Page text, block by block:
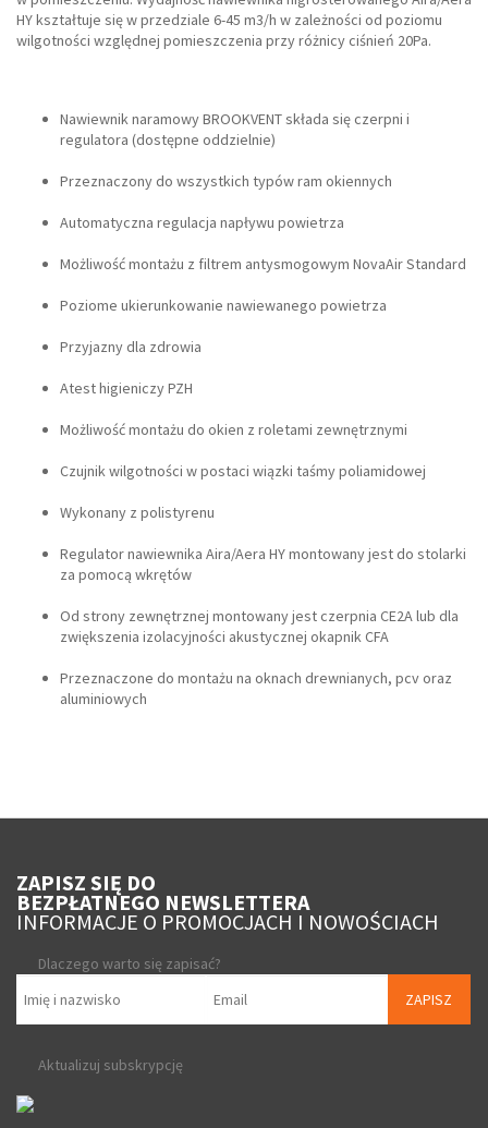
HY kształtuje się w przedziale 6-45 m3/h w zależności od poziomu
wilgotności względnej pomieszczenia przy różnicy ciśnień 20Pa.
Nawiewnik naramowy BROOKVENT składa się czerpni i
regulatora (dostępne oddzielnie)
Przeznaczony do wszystkich typów ram okiennych
Automatyczna regulacja napływu powietrza
Możliwość montażu z filtrem antysmogowym NovaAir Standard
Poziome ukierunkowanie nawiewanego powietrza
Przyjazny dla zdrowia
Atest higieniczy PZH
Możliwość montażu do okien z roletami zewnętrznymi
Czujnik wilgotności w postaci wiązki taśmy poliamidowej
Wykonany z polistyrenu
Regulator nawiewnika Aira/Aera HY montowany jest do stolarki
za pomocą wkrętów
Od strony zewnętrznej montowany jest czerpnia CE2A lub dla
zwiększenia izolacyjności akustycznej okapnik CFA
Przeznaczone do montażu na oknach drewnianych, pcv oraz
aluminiowych
ZAPISZ SIĘ DO
BEZPŁATNEGO NEWSLETTERA
INFORMACJE O PROMOCJACH I NOWOŚCIACH
Dlaczego warto się zapisać?
ZAPISZ
Aktualizuj subskrypcję